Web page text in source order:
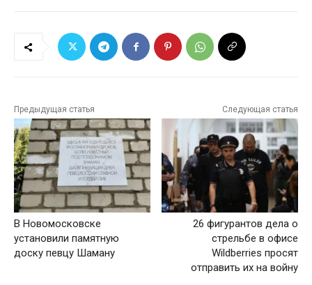
Предыдущая статья
В Новомосковске
установили памятную
доску певцу Шаману
Следующая статья
26 фигурантов дела о
стрельбе в офисе
Wildberries просят
отправить их на войну